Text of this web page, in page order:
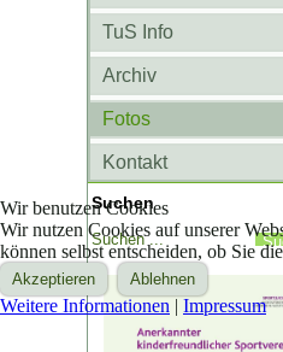
TuS Info
Archiv
Fotos
Kontakt
Suchen
Wir benutzen Cookies
Wir nutzen Cookies auf unserer
können selbst entscheiden, ob Sie
Akzeptieren Ablehnen
Weitere Informationen | Impressum